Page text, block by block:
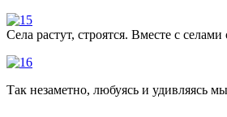
Села растут, строятся. Вместе с селами
Так незаметно, любуясь и удивляясь